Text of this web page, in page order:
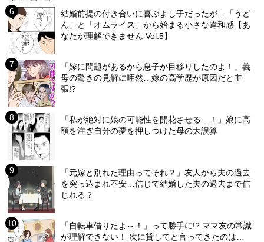
結婚前提の付き合いに喜ぶよし子だったが…「うど
ん」と「オムライス」から始まる小さな違和感【あ
なたが理解できません Vol.5】
「嫁に問題があるから息子が目移りしたのよ！」義
母の驚きの見解に唖然…嫁の高学歴が原因だと主
張!?
「私が絶対に娘の可能性を開花させる…！」娘に高
額を注ぎ自分の夢を押しつけた母の大誤算
「元嫁と別れた理由ってそれ？」友人から夫の過去
を突っ込まれ不安…信じて結婚した夫の過去まで信
じれる？
「自転車借りたよ～！」って勝手に!? ママ友の常識
が理解できない！ 次に貸してと言ってきたのは…